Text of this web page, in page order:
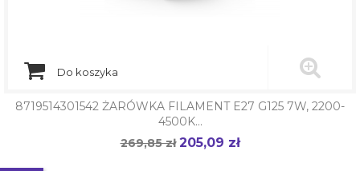
Do koszyka
8719514301542 ŻARÓWKA FILAMENT E27 G125 7W, 2200-
4500K...
Cena
269,85 zł Cena
205,09 zł